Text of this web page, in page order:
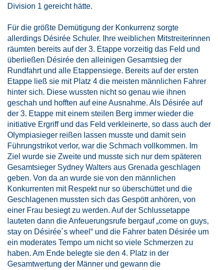
Division 1 gereicht hätte.
Für die größte Demütigung der Konkurrenz sorgte
allerdings Désirée Schuler. Ihre weiblichen Mitstreiterinnen
räumten bereits auf der 3. Etappe vorzeitig das Feld und
überließen Désirée den alleinigen Gesamtsieg der
Rundfahrt und alle Etappensiege. Bereits auf der ersten
Etappe ließ sie mit Platz 4 die meisten männlichen Fahrer
hinter sich. Diese wussten nicht so genau wie ihnen
geschah und hofften auf eine Ausnahme. Als Désirée auf
der 3. Etappe mit einem steilen Berg immer wieder die
initiative Ergriff und das Feld verkleinerte, so dass auch der
Olympiasieger reißen lassen musste und damit sein
Führungstrikot verlor, war die Schmach vollkommen. Im
Ziel wurde sie Zweite und musste sich nur dem späteren
Gesamtsieger Sydney Walters aus Grenada geschlagen
geben. Von da an wurde sie von den männlichen
Konkurrenten mit Respekt nur so überschüttet und die
Geschlagenen mussten sich das Gespött anhören, von
einer Frau besiegt zu werden. Auf der Schlussetappe
lauteten dann die Anfeuerungsrufe bergauf „come on guys,
stay on Désirée´s wheel“ und die Fahrer baten Désirée um
ein moderates Tempo um nicht so viele Schmerzen zu
haben. Am Ende belegte sie den 4. Platz in der
Gesamtwertung der Männer und gewann die